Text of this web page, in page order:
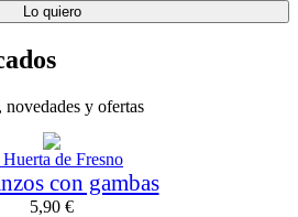
Lo quiero
y ofertas
de Fresno
con gambas
5,90 €